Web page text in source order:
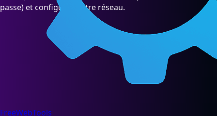
FreeWebTools
passe) et configurez votre réseau.